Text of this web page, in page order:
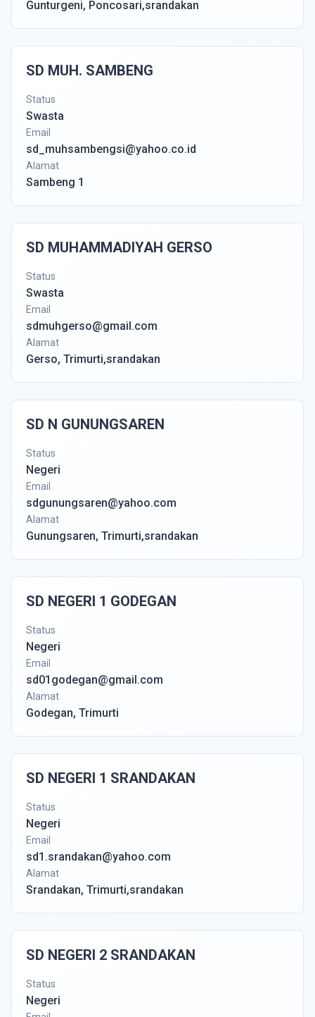
Gunturgeni, Poncosari,srandakan
SD MUH. SAMBENG
Status
Swasta
Email
sd_muhsambengsi@yahoo.co.id
Alamat
Sambeng 1
SD MUHAMMADIYAH GERSO
Status
Swasta
Email
sdmuhgerso@gmail.com
Alamat
Gerso, Trimurti,srandakan
SD N GUNUNGSAREN
Status
Negeri
Email
sdgunungsaren@yahoo.com
Alamat
Gunungsaren, Trimurti,srandakan
SD NEGERI 1 GODEGAN
Status
Negeri
Email
sd01godegan@gmail.com
Alamat
Godegan, Trimurti
SD NEGERI 1 SRANDAKAN
Status
Negeri
Email
sd1.srandakan@yahoo.com
Alamat
Srandakan, Trimurti,srandakan
SD NEGERI 2 SRANDAKAN
Status
Negeri